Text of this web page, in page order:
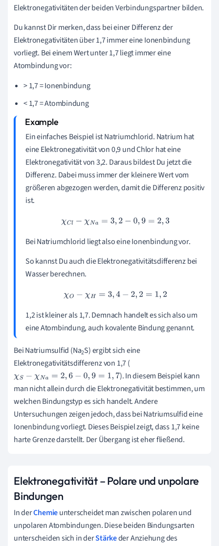
Elektronegativitäten der beiden Verbindungspartner bilden.
Du kannst Dir merken, dass bei einer Differenz der
Elektronegativitäten über 1,7 immer eine Ionenbindung
vorliegt. Bei einem Wert unter 1,7 liegt immer eine
Atombindungvor:
> 1,7 = Ionenbindung
< 1,7 = Atombindung
Ein einfaches Beispiel ist Natriumchlorid. Natrium hat
eine Elektronegativität von 0,9 und Chlor hat eine
Elektronegativität von 3,2. Daraus bildest Du jetzt die
Differenz. Dabei muss immer der kleinere Wert vom
größeren abgezogen werden, damit die Differenz positiv
ist.
χCl−χ Na =3,2−0, 9=2,3
Bei Natriumchlorid liegt also eine Ionenbindung vor.
So kannst Du auch die Elektronegativitätsdifferenz bei
Wasser berechnen.
χO− χH =3,4−2, 2=1,2
1,2 ist kleiner als 1,7. Demnach handelt es sich also um
eine Atombindung, auch kovalente Bindung genannt.
Bei Natriumsulfid (Na2S) ergibt sich eine
Elektronegativitätsdifferenz von 1,7 (
χS− χN a=2,6 −0 ,9=1, 7
). In diesem Beispiel kann
man nicht allein durch die Elektronegativität bestimmen, um
welchen Bindungstyp es sich handelt. Andere
Untersuchungen zeigen jedoch, dass bei Natriumsulfid eine
Ionenbindung vorliegt. Dieses Beispiel zeigt, dass 1,7 keine
harte Grenze darstellt. Der Übergang ist eher fließend.
Elektronegativität –Polare und unpolare
Bindungen
In derChemieunterscheidet man zwischen polaren und
unpolaren Atombindungen. Diese beiden Bindungsarten
unterscheiden sich in derStärkeder Anziehungdes